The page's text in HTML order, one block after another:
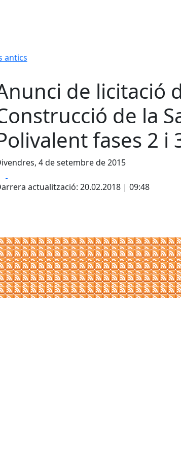
antics
de licitació
de la
fases 2 i
4 de setembre de 2015
actualització: 20.02.2018 | 09:48